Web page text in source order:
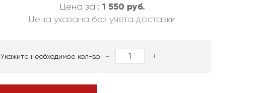
Цена за : 1 550 руб.
Цена указана без учёта доставки
Укажите необходимое кол-во - +